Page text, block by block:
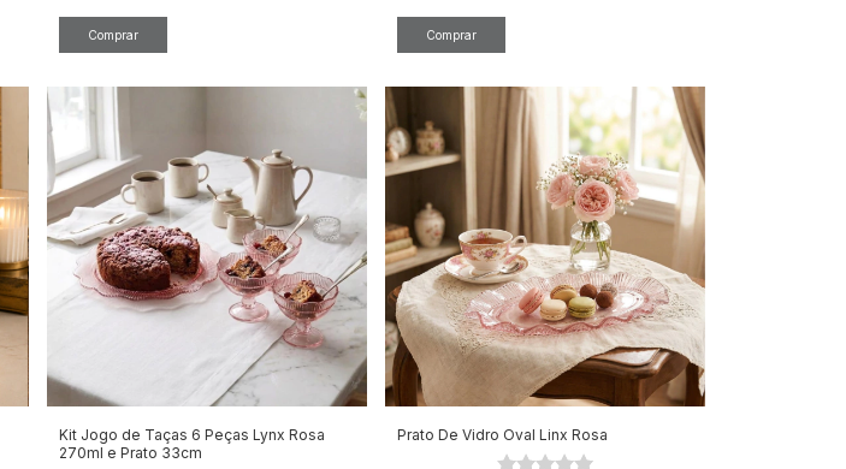
Kit Jogo de Taças 6 Peças Lynx Rosa
270ml e Prato 33cm
Prato De Vidro Oval Linx Rosa